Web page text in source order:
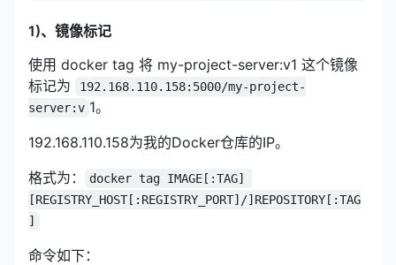
1)、镜像标记
使用 docker tag 将 my-project-server:v1 这个镜像
标记为
192.168.110.158:5000/my-project-
server:v 1。
192.168.110.158为我的Docker仓库的IP。
格式为：
docker tag IMAGE[:TAG]
[REGISTRY_HOST[:REGISTRY_PORT]/]REPOSITORY[:TAG
]
命令如下：